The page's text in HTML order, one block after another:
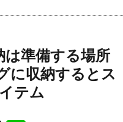
は準備する場所
に収納するとス
テム